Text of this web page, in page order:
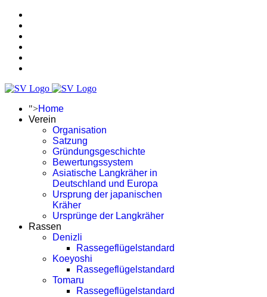
">Home
Verein
Organisation
Satzung
Gründungsgeschichte
Bewertungssystem
Asiatische Langkräher in
Deutschland und Europa
Ursprung der japanischen
Kräher
Ursprünge der Langkräher
Rassen
Denizli
Rassegeflügelstandard
Koeyoshi
Rassegeflügelstandard
Tomaru
Rassegeflügelstandard